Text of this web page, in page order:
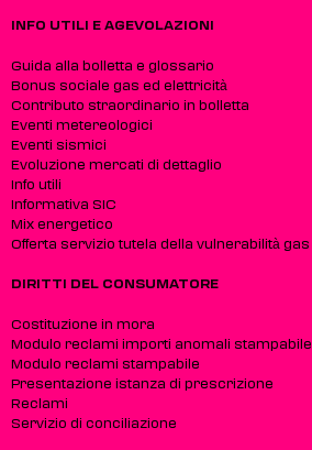
INFO UTILI E AGEVOLAZIONI
Guida alla bolletta e glossario
Bonus sociale gas ed elettricità
Contributo straordinario in bolletta
Eventi metereologici
Eventi sismici
Evoluzione mercati di dettaglio
Info utili
Informativa SIC
Mix energetico
Offerta servizio tutela della vulnerabilità gas
DIRITTI DEL CONSUMATORE
Costituzione in mora
Modulo reclami importi anomali stampabile
Modulo reclami stampabile
Presentazione istanza di prescrizione
Reclami
Servizio di conciliazione